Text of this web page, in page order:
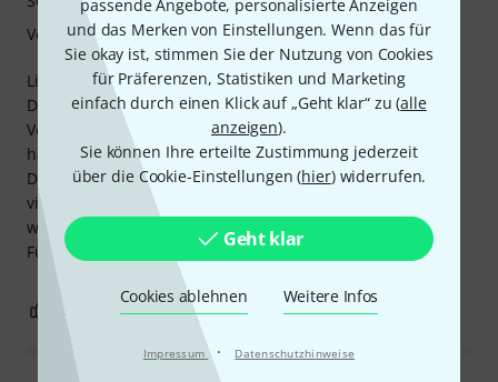
passende Angebote, personalisierte Anzeigen
und das Merken von Einstellungen. Wenn das für
Sie okay ist, stimmen Sie der Nutzung von Cookies
für Präferenzen, Statistiken und Marketing
einfach durch einen Klick auf „Geht klar“ zu (alle
anzeigen).
Sie können Ihre erteilte Zustimmung jederzeit
über die Cookie-Einstellungen (hier) widerrufen.
Geht klar
Cookies ablehnen Weitere Infos
Impressum · Datenschutzhinweise
Lieferung erfolgte rasch und gut verpackt.
Die Trommel ist trotz ihrer Größe leicht und gut zu halten.
Verarbeitung tadellos, sie wirkt sehr "naturnah" und
handgemacht.
Der Klang ist tief und wunderschön, man wird aber
vielleicht den Schlägel durch einen weicheren ersetzen
wollen - Geschmackssache.
Für schamanische Arbeit ausgezeichnet geeignet.
Verarbeitung
0 BEWERTUNG MELDEN